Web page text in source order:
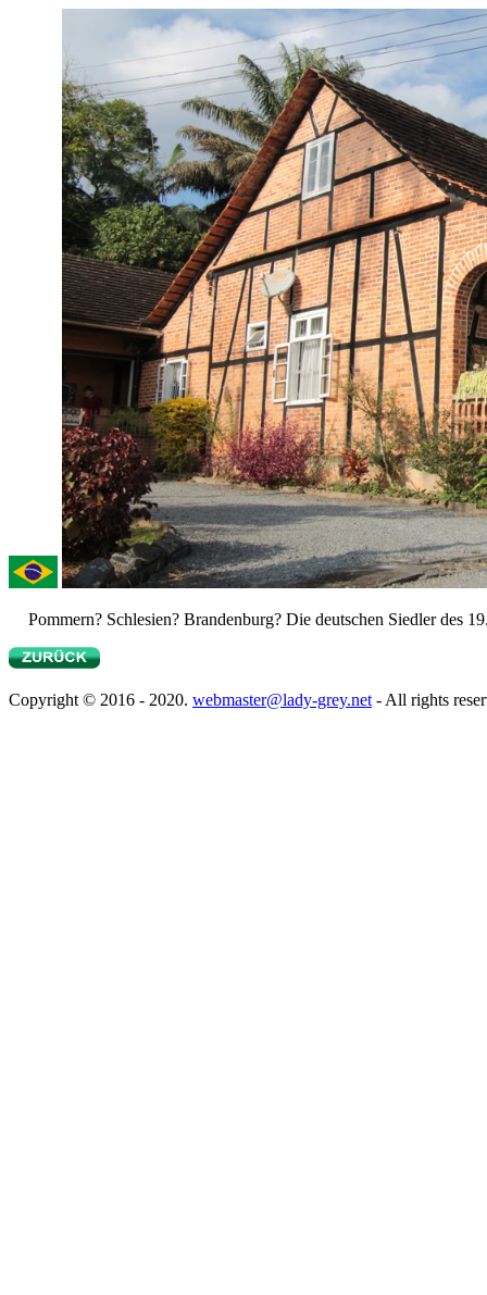
Pommern? Schlesien? Brandenburg? Die deutschen Siedler des
Copyright © 2016 - 2020. webmaster@lady-grey.net - All rights